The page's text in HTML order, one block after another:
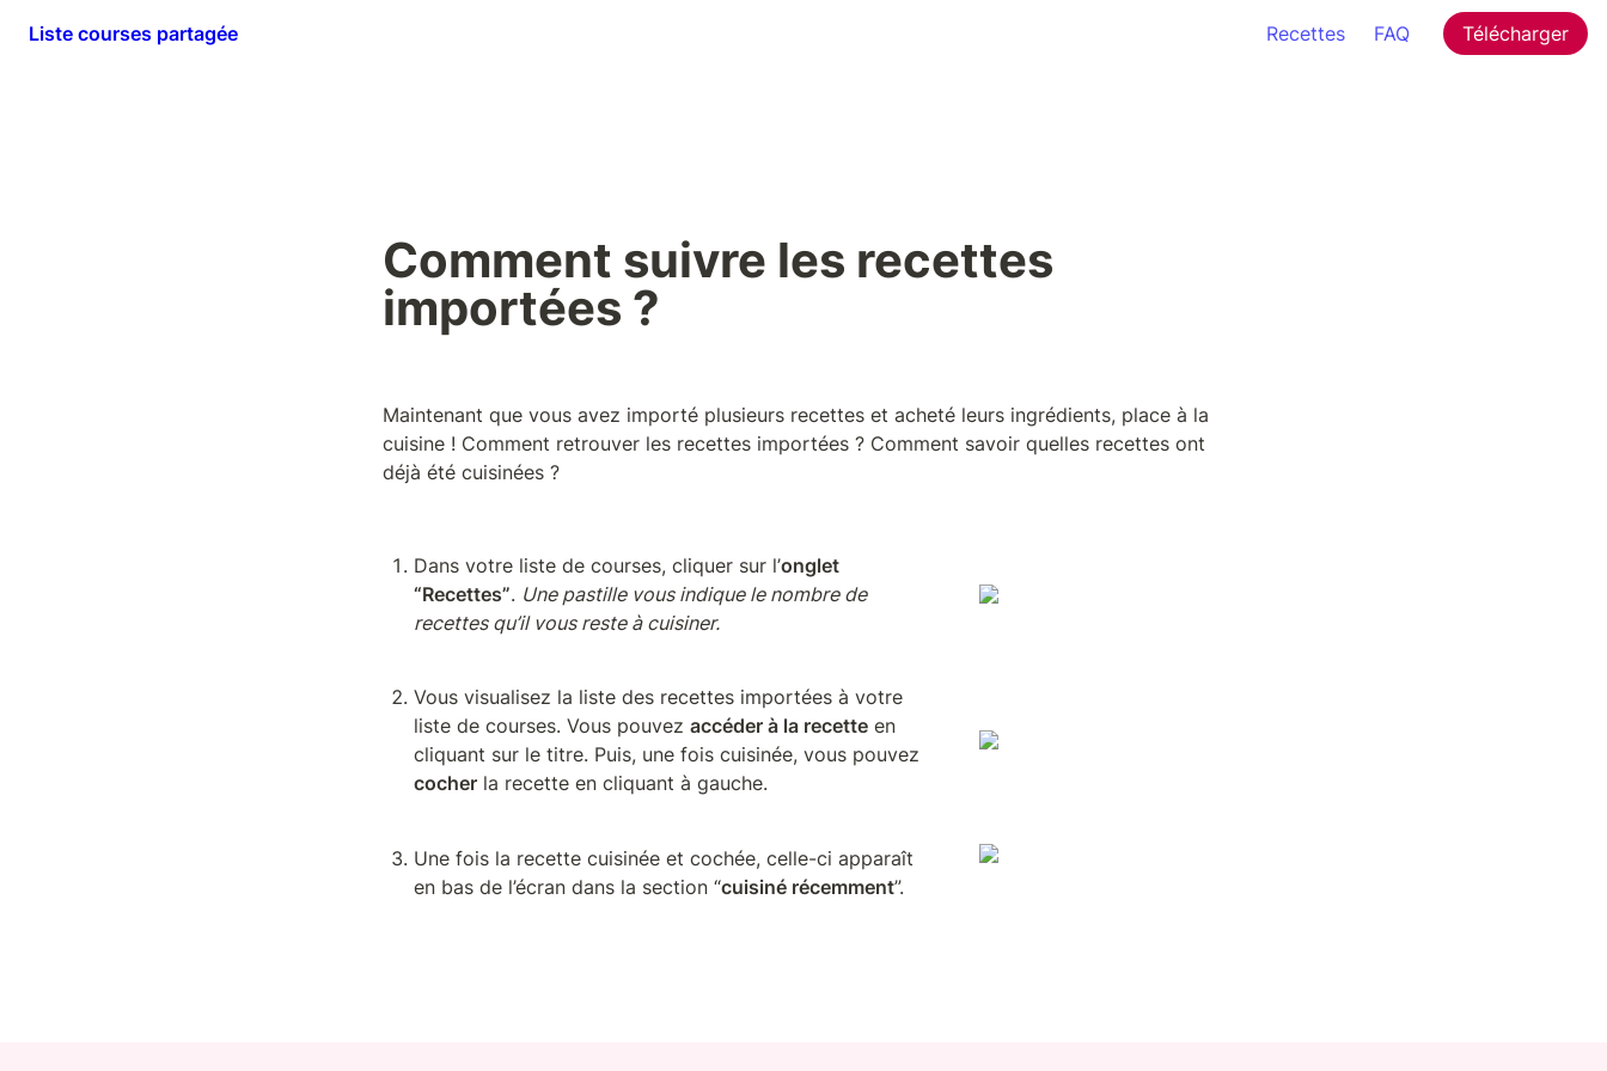
Liste courses partagée Recettes FAQ Télécharger
Comment suivre les recettes
importées ?
Maintenant que vous avez importé plusieurs recettes et acheté leurs ingrédients, place à la
cuisine ! Comment retrouver les recettes importées ? Comment savoir quelles recettes ont
déjà été cuisinées ?
Dans votre liste de courses, cliquer sur l’onglet
“Recettes”. Une pastille vous indique le nombre de
recettes qu’il vous reste à cuisiner.
Vous visualisez la liste des recettes importées à votre
liste de courses. Vous pouvez accéder à la recette en
cocher la recette en cliquant à gauche.
Une fois la recette cuisinée et cochée, celle-ci apparaît
en bas de l’écran dans la section “cuisiné récemment”.